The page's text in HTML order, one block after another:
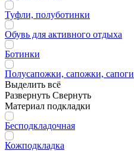
Туфли, полуботинки
Обувь для активного отдыха
Ботинки
Полусапожки, сапожки, сапоги
Выделить всё
Развернуть Свернуть
Материал подкладки
Бесподкладочная
Кожподкладка